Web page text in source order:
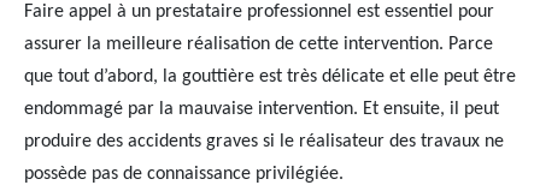
Faire appel à un prestataire professionnel est essentiel pour
assurer la meilleure réalisation de cette intervention. Parce
que tout d’abord, la gouttière est très délicate et elle peut être
endommagé par la mauvaise intervention. Et ensuite, il peut
produire des accidents graves si le réalisateur des travaux ne
possède pas de connaissance privilégiée.